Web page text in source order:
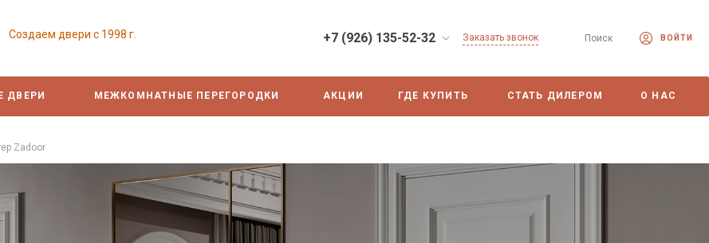
Создаем двери с 1998 г. +7 (926) 135-52-32 Заказать звонок Поиск ВОЙТИ
ДВЕРИ МЕЖКОМНАТНЫЕ ПЕРЕГОРОДКИ АКЦИИ ГДЕ КУПИТЬ СТАТЬ ДИЛЕРОМ О НАС
Zadoor